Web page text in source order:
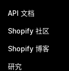
API 文档
Shopify 社区
Shopify 博客
研究